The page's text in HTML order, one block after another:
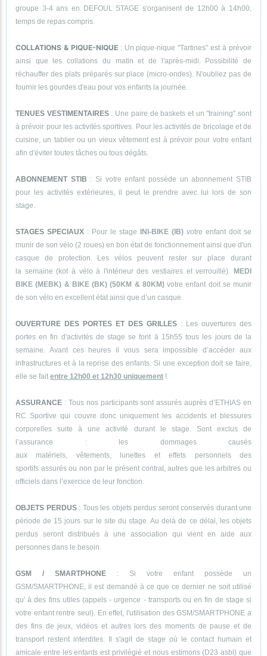
groupe 3-4 ans en DEFOUL STAGE s'organisent de 12h00 à 14h00,
temps de repas compris.
COLLATIONS & PIQUE-NIQUE: Un pique-nique "Tartines" est à prévoir
ainsi que les collations du matin et de l'après-midi. Possibilité de
réchauffer des plats préparés sur place (micro-ondes). N'oubliez pas de
fournir les gourdes d'eau pour vos enfants la journée.
TENUES VESTIMENTAIRES: Une paire de baskets et un "training" sont
à prévoir pour les activités sportives. Pour les activités de bricolage et de
cuisine, un tablier ou un vieux vêtement est à prévoir pour votre enfant
afin d'éviter toutes tâches ou tous dégâts.
ABONNEMENT STIB : Si votre enfant possède un abonnement STIB
pour les activités extérieures, il peut le prendre avec lui lors de son
stage.
STAGES SPECIAUX : Pour le stage INI-BIKE (IB) votre enfant doit se
munir de son vélo (2 roues) en bon état de fonctionnement ainsi que d'un
casque de protection. Les vélos peuvent rester sur place durant
la semaine (kot à vélo à l'intérieur des vestiaires et verrouillé). MEDI
BIKE (MEBK) & BIKE (BK) (50KM & 80KM) votre enfant doit se munir
de son vélo en excellent état ainsi que d’un casque.
OUVERTURE DES PORTES ET DES GRILLES : Les ouvertures des
portes en fin d'activités de stage se font à 15h55 tous les jours de la
semaine. Avant ces heures il vous sera impossible d’accéder aux
infrastructures et à la reprise des enfants. Si une exception doit se faire,
elle se fait entre 12h00 et 12h30 uniquement !
ASSURANCE : Tous nos participants sont assurés auprès d’ETHIAS en
RC Sportive qui couvre donc uniquement les accidents et blessures
corporelles suite à une activité durant le stage. Sont exclus de
l’assurance : les dommages causés
aux matériels, vêtements, lunettes et effets personnels des
sportifs assurés ou non par le présent contrat, autres que les arbitres ou
officiels dans l’exercice de leur fonction.
OBJETS PERDUS: Tous les objets perdus seront conservés durant une
période de 15 jours sur le site du stage. Au delà de ce délai, les objets
perdus seront distribués à une association qui vient en aide aux
personnes dans le besoin.
GSM / SMARTPHONE : Si votre enfant possède un
GSM/SMARTPHONE, il est demandé à ce que ce dernier ne soit utilisé
qu' à des fins utiles (appels - urgence - transports ou en fin de stage si
votre enfant rentre seul). En effet, l'utilisation des GSM/SMARTPHONE a
des fins de jeux, vidéos et autres lors des moments de pause et de
transport restent interdites. Il s'agit de stage où le contact humain et
amicale entre les enfants est privilégié et nous estimons (D23 asbl) que